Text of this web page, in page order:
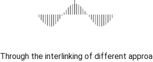
Through the interlinking of different